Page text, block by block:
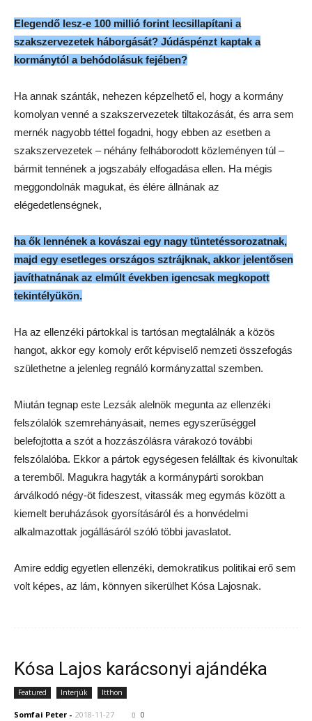
Elegendő lesz-e 100 millió forint lecsillapítani a
szakszervezetek háborgását? Júdáspénzt kaptak a
kormánytól a behódolásuk fejében?
Ha annak szánták, nehezen képzelhető el, hogy a kormány
komolyan venné a szakszervezetek tiltakozását, és arra sem
mernék nagyobb téttel fogadni, hogy ebben az esetben a
szakszervezetek – néhány felháborodott közleményen túl –
bármit tennének a jogszabály elfogadása ellen. Ha mégis
meggondolnák magukat, és élére állnának az
elégedetlenségnek,
ha ők lennének a kovászai egy nagy tüntetéssorozatnak,
majd egy esetleges országos sztrájknak, akkor jelentősen
javíthatnának az elmúlt években igencsak megkopott
tekintélyükön.
Ha az ellenzéki pártokkal is tartósan megtalálnák a közös
hangot, akkor egy komoly erőt képviselő nemzeti összefogás
születhetne a jelenleg regnáló kormányzattal szemben.
Miután tegnap este Lezsák alelnök megunta az ellenzéki
felszólalók szemrehányásait, nemes egyszerűséggel
belefojtotta a szót a hozzászólásra várakozó további
felszólalóba. Ekkor a pártok egységesen felálltak és kivonultak
a teremből. Magukra hagyták a kormánypárti sorokban
árválkodó négy-öt fideszest, vitassák meg egymás között a
kiemelt beruházások gyorsításáról és a honvédelmi
alkalmazottak jogállásáról szóló többi javaslatot.
Amire eddig egyetlen ellenzéki, demokratikus politikai erő sem
volt képes, az lám, könnyen sikerülhet Kósa Lajosnak.
Kósa Lajos karácsonyi ajándéka
Featured Interjúk Itthon
Somfai Peter - 2018-11-27 0